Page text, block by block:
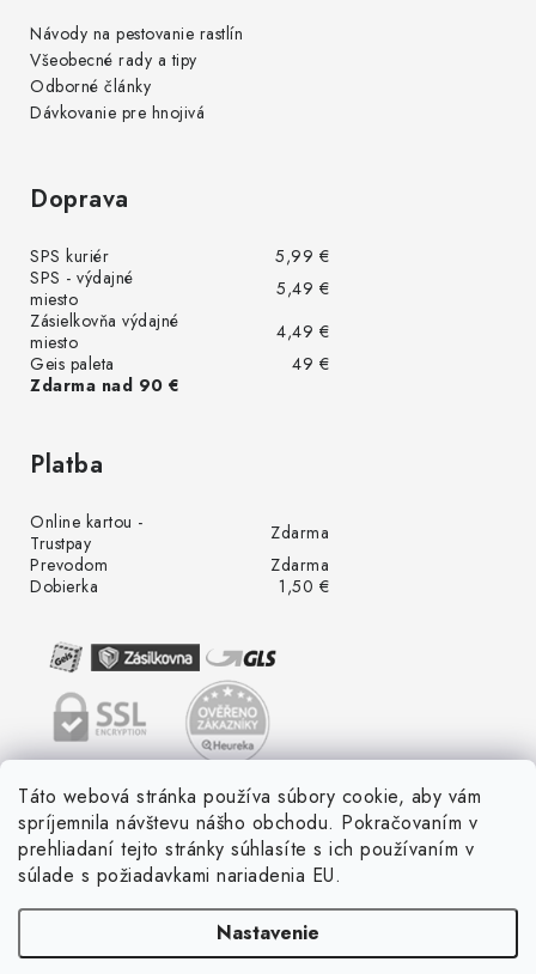
Táto webová stránka používa súbory cookie, aby vám
spríjemnila návštevu nášho obchodu. Pokračovaním v
prehliadaní tejto stránky súhlasíte s ich používaním v
súlade s požiadavkami nariadenia EU.
Nastavenie
Návody na pestovanie rastlín
Všeobecné rady a tipy
Odborné články
Dávkovanie pre hnojivá
Doprava
SPS kuriér
5,99 €
SPS - výdajné
miesto
5,49 €
Zásielkovňa výdajné
miesto
4,49 €
Geis paleta
49 €
Zdarma nad 90 €
Platba
Online kartou -
Trustpay
Zdarma
Prevodom
Zdarma
Dobierka
1,50 €